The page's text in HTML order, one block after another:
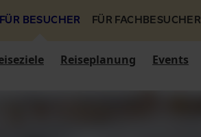
FÜR BESUCHER FÜR FACHBESUCHER
Reiseplanung Events